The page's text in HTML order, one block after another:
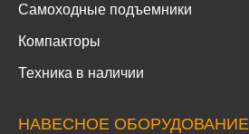
Самоходные подъемники
Компакторы
Техника в наличии
НАВЕСНОЕ ОБОРУДОВАНИЕ